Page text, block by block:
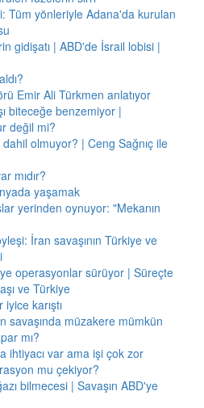
Tüm yönleriyle Adana'da kurulan
gidişatı | ABD'de İsrail lobisi |
Emir Ali Türkmen anlatıyor
biteceğe benzemiyor |
değil mi?
olmuyor? | Ceng Sağnıç ile
mıdır?
yaşamak
yerinden oynuyor: "Mekanın
İran savaşının Türkiye ve
operasyonlar sürüyor | Süreçte
ve Türkiye
karıştı
savaşında müzakere mümkün
mı?
ihtiyacı var ama işi çok zor
mu çekiyor?
bilmecesi | Savaşın ABD'ye